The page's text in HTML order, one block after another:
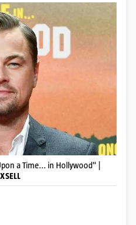
a Time... in Hollywood" |